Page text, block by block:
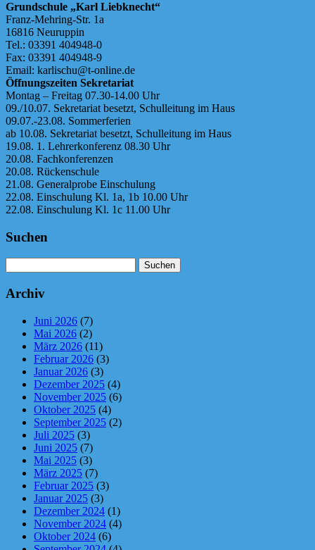
Grundschule „Karl Liebknecht“
Franz-Mehring-Str. 1a
16816 Neuruppin
Tel.: 03391 404948-0
Fax: 03391 404948-9
Email: karlischu@t-online.de
Öffnungszeiten Sekretariat
Montag – Freitag 07.30-14.00 Uhr
09./10.07. Sekretariat besetzt, Schulleitung im Haus
09.07.-23.08. Sommerferien
ab 10.08. Sekretariat besetzt, Schulleitung im Haus
19.08. 1. Lehrerkonferenz 08.30 Uhr
20.08. Fachkonferenzen
20.08. Rückenschule
21.08. Generalprobe Einschulung
22.08. Einschulung Kl. 1a, 1b 10.00 Uhr
22.08. Einschulung Kl. 1c 11.00 Uhr
Suchen
nach:
Archiv
Juni 2026 (7)
Mai 2026 (2)
März 2026 (11)
Februar 2026 (3)
Januar 2026 (3)
Dezember 2025 (4)
November 2025 (6)
Oktober 2025 (4)
September 2025 (2)
Juli 2025 (3)
Juni 2025 (7)
Mai 2025 (3)
März 2025 (7)
Februar 2025 (3)
Januar 2025 (3)
Dezember 2024 (1)
November 2024 (4)
Oktober 2024 (6)